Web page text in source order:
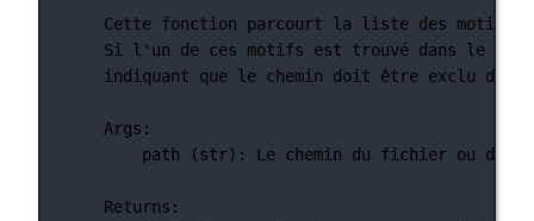
Cette fonction parcourt la liste des motifs
Si l'un de ces motifs est trouvé dans le
indiquant que le chemin doit être exclu du
Args:
path (str): Le chemin du fichier ou du
Returns: